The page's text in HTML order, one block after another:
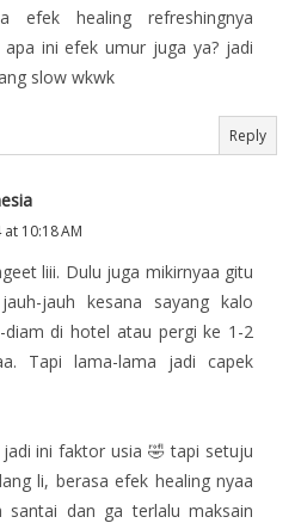
efek healing refreshingnya
apa ini efek umur juga ya? jadi
slow wkwk
Reply
at 10:18 AM
liii. Dulu juga mikirnyaa gitu
jauh kesana sayang kalo
diam di hotel atau pergi ke 1-2
Tapi lama-lama jadi capek
ini faktor usia 🤣 tapi setuju
li, berasa efek healing nyaa
santai dan ga terlalu maksain